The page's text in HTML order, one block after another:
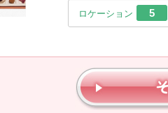
ロケーション 5